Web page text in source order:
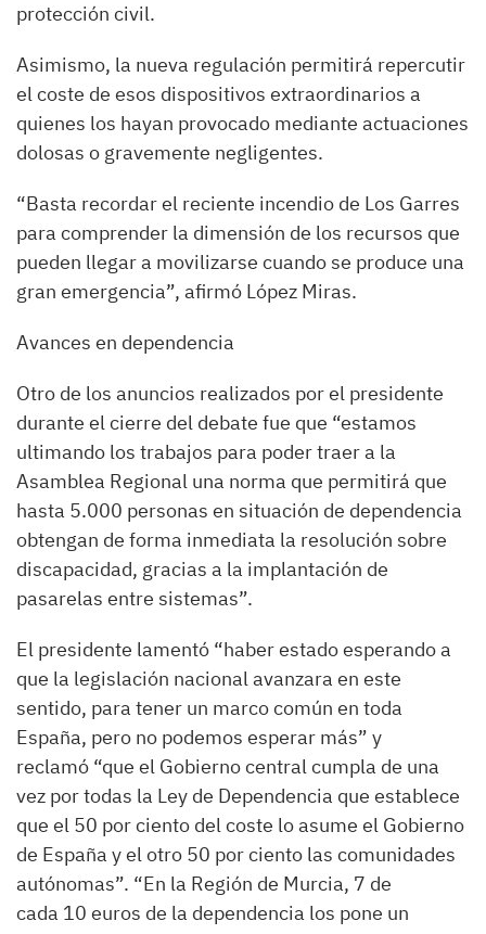
protección civil.
Asimismo, la nueva regulación permitirá repercutir
el coste de esos dispositivos extraordinarios a
quienes los hayan provocado mediante actuaciones
dolosas o gravemente negligentes.
“Basta recordar el reciente incendio de Los Garres
para comprender la dimensión de los recursos que
pueden llegar a movilizarse cuando se produce una
gran emergencia”, afirmó López Miras.
Avances en dependencia
Otro de los anuncios realizados por el presidente
durante el cierre del debate fue que “estamos
ultimando los trabajos para poder traer a la
Asamblea Regional una norma que permitirá que
hasta 5.000 personas en situación de dependencia
obtengan de forma inmediata la resolución sobre
discapacidad, gracias a la implantación de
pasarelas entre sistemas”.
El presidente lamentó “haber estado esperando a
que la legislación nacional avanzara en este
sentido, para tener un marco común en toda
España, pero no podemos esperar más” y
reclamó “que el Gobierno central cumpla de una
vez por todas la Ley de Dependencia que establece
que el 50 por ciento del coste lo asume el Gobierno
de España y el otro 50 por ciento las comunidades
autónomas”. “En la Región de Murcia, 7 de
cada 10 euros de la dependencia los pone un